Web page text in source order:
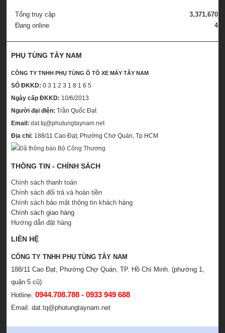
Tổng truy cập
3,371,670
Đang online
4
PHỤ TÙNG TÂY NAM
CÔNG TY TNHH PHỤ TÙNG Ô TÔ XE MÁY TÂY NAM
SỐ ĐKKD: 0 3 1 2 3 1 8 1 6 5
Ngày cấp ĐKKD: 10/6/2013
Người đại điện: Trần Quốc Đạt
Email: dat.tq@phutungtaynam.net
Địa chỉ: 188/11 Cao Đạt, Phường Chợ Quán, Tp HCM
THÔNG TIN - CHÍNH SÁCH
Chính sách thanh toán
Chính sách đổi trả và hoàn tiền
Chính sách bảo mật thông tin khách hàng
Chính sách giao hàng
Hướng dẫn đặt hàng
LIÊN HỆ
CÔNG TY TNHH PHỤ TÙNG TÂY NAM
188/11 Cao Đạt, Phường Chợ Quán, TP. Hồ Chí Minh. (phường 1,
quận 5 cũ)
Hotline: 0944.708.788 - 0933 949 688
Email: dat.tq@phutungtaynam.net